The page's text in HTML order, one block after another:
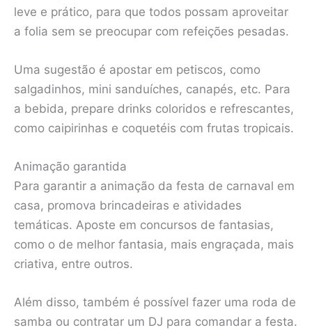
leve e prático, para que todos possam aproveitar
a folia sem se preocupar com refeições pesadas.
Uma sugestão é apostar em petiscos, como
salgadinhos, mini sanduíches, canapés, etc. Para
a bebida, prepare drinks coloridos e refrescantes,
como caipirinhas e coquetéis com frutas tropicais.
Animação garantida
Para garantir a animação da festa de carnaval em
casa, promova brincadeiras e atividades
temáticas. Aposte em concursos de fantasias,
como o de melhor fantasia, mais engraçada, mais
criativa, entre outros.
Além disso, também é possível fazer uma roda de
samba ou contratar um DJ para comandar a festa.